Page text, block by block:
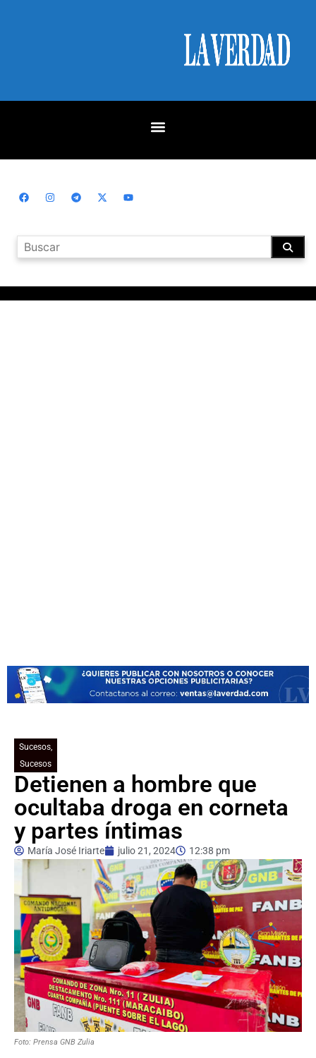
Sucesos,
Sucesos
Detienen a hombre que
ocultaba droga en corneta
y partes íntimas
María José Iriarte julio 21, 2024 12:38 pm
Foto: Prensa GNB Zulia